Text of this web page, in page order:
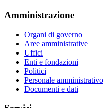
Amministrazione
Organi di governo
Aree amministrative
Uffici
Enti e fondazioni
Politici
Personale amministrativo
Documenti e dati